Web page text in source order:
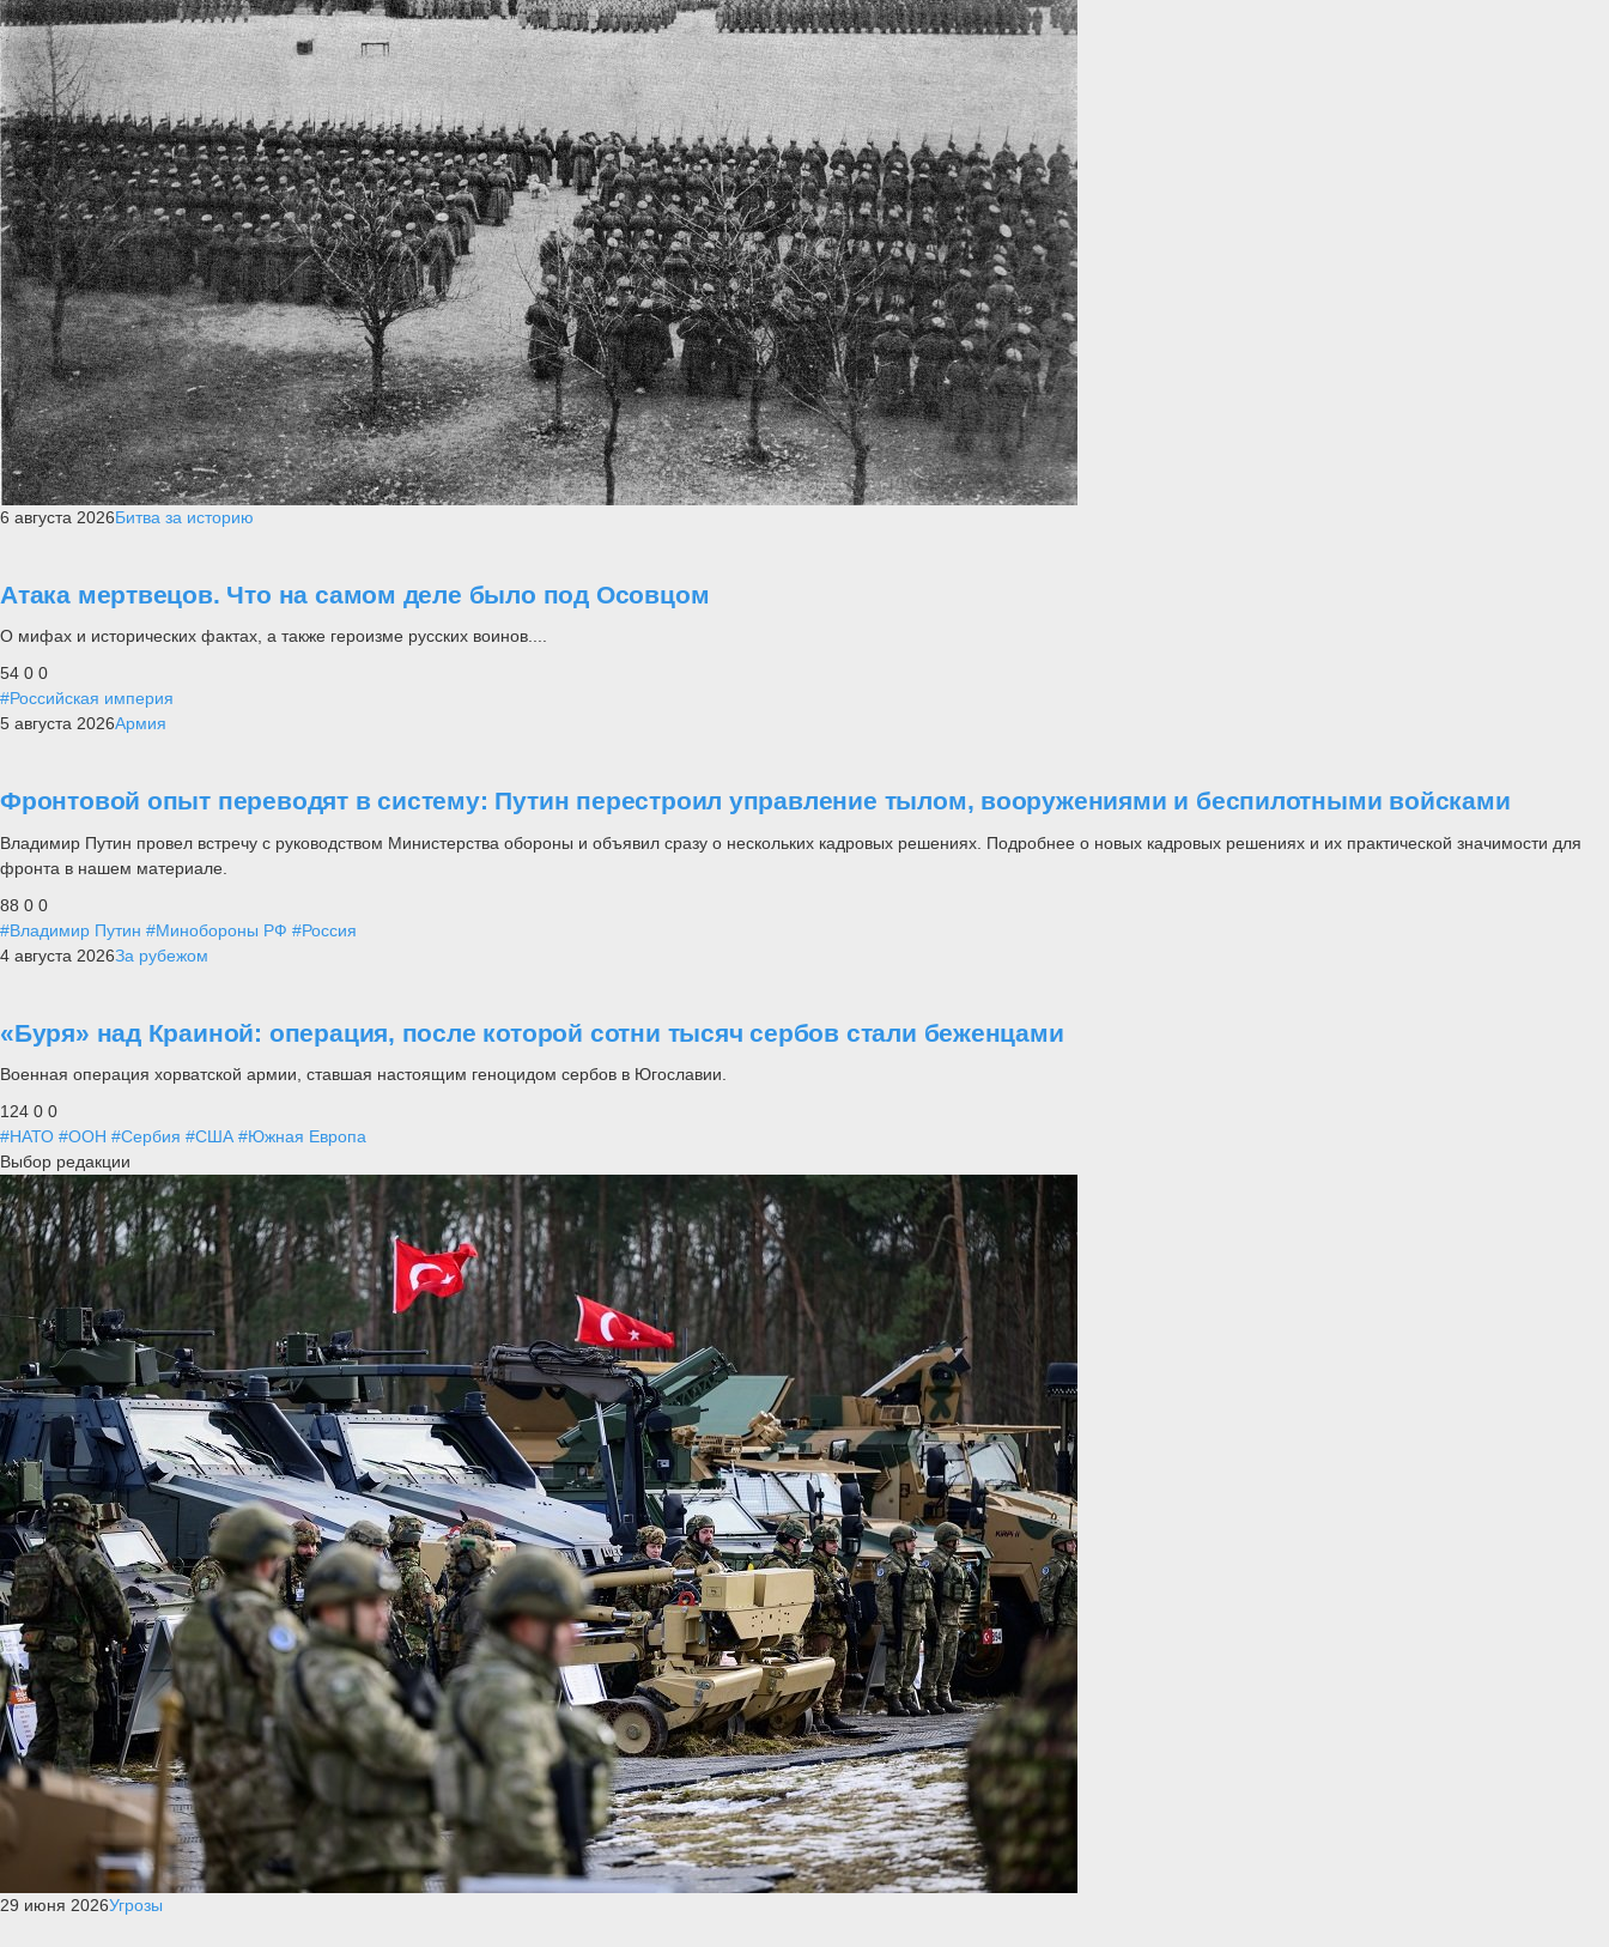
6 августа 2026Битва за историю
Атака мертвецов. Что на самом деле было под Осовцом
О мифах и исторических фактах, а также героизме русских воинов....
54 0 0
#Российская империя
5 августа 2026Армия
Фронтовой опыт переводят в систему: Путин перестроил управление тылом, вооружениями и беспилотными войсками
Владимир Путин провел встречу с руководством Министерства обороны и объявил сразу о нескольких кадровых решениях. Подробнее о новых кадровых решениях и их практической значимости для
фронта в нашем материале.
88 0 0
#Владимир Путин #Минобороны РФ #Россия
4 августа 2026За рубежом
«Буря» над Краиной: операция, после которой сотни тысяч сербов стали беженцами
Военная операция хорватской армии, ставшая настоящим геноцидом сербов в Югославии.
124 0 0
#НАТО #ООН #Сербия #США #Южная Европа
Выбор редакции
29 июня 2026Угрозы